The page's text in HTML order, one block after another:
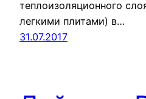
теплоизоляционного
легкими плитами) в…
31.07.2017